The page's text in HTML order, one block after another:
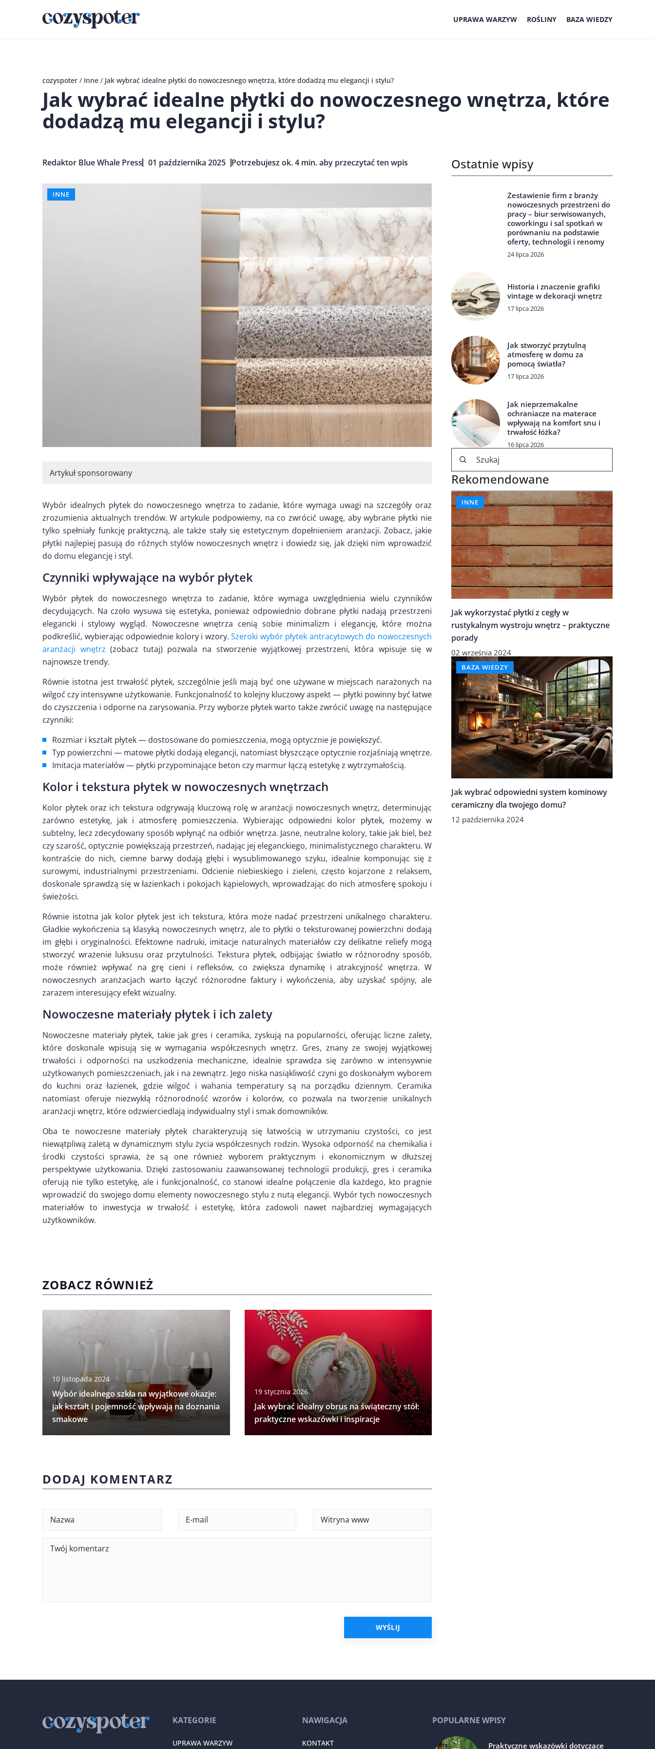
UPRAWA WARZYW ROŚLINY BAZA WIEDZY
cozyspoter / Inne / Jak wybrać idealne płytki do nowoczesnego wnętrza, które dodadzą mu elegancji i stylu?
Jak wybrać idealne płytki do nowoczesnego wnętrza, które
dodadzą mu elegancji i stylu?
Redaktor Blue Whale Press 01 października 2025 Potrzebujesz ok. 4 min. aby przeczytać ten wpis
INNE
Artykuł sponsorowany
Wybór idealnych płytek do nowoczesnego wnętrza to zadanie, które wymaga uwagi na szczegóły oraz
zrozumienia aktualnych trendów. W artykule podpowiemy, na co zwrócić uwagę, aby wybrane płytki nie
tylko spełniały funkcję praktyczną, ale także stały się estetycznym dopełnieniem aranżacji. Zobacz, jakie
płytki najlepiej pasują do różnych stylów nowoczesnych wnętrz i dowiedz się, jak dzięki nim wprowadzić
do domu elegancję i styl.
Czynniki wpływające na wybór płytek
Wybór płytek do nowoczesnego wnętrza to zadanie, które wymaga uwzględnienia wielu czynników
decydujących. Na czoło wysuwa się estetyka, ponieważ odpowiednio dobrane płytki nadają przestrzeni
elegancki i stylowy wygląd. Nowoczesne wnętrza cenią sobie minimalizm i elegancję, które można
podkreślić, wybierając odpowiednie kolory i wzory.Szeroki wybór płytek antracytowych do nowoczesnych
aranżacji wnętrz (zobacz tutaj) pozwala na stworzenie wyjątkowej przestrzeni, która wpisuje się w
najnowsze trendy.
Równie istotna jest trwałość płytek, szczególnie jeśli mają być one używane w miejscach narażonych na
wilgoć czy intensywne użytkowanie. Funkcjonalność to kolejny kluczowy aspekt — płytki powinny być łatwe
do czyszczenia i odporne na zarysowania. Przy wyborze płytek warto także zwrócić uwagę na następujące
czynniki:
Rozmiar i kształt płytek — dostosowane do pomieszczenia, mogą optycznie je powiększyć.
Typ powierzchni — matowe płytki dodają elegancji, natomiast błyszczące optycznie rozjaśniają wnętrze.
Imitacja materiałów — płytki przypominające beton czy marmur łączą estetykę z wytrzymałością.
Kolor i tekstura płytek w nowoczesnych wnętrzach
Kolor płytek oraz ich tekstura odgrywają kluczową rolę w aranżacji nowoczesnych wnętrz, determinując
zarówno estetykę, jak i atmosferę pomieszczenia. Wybierając odpowiedni kolor płytek, możemy w
subtelny, lecz zdecydowany sposób wpłynąć na odbiór wnętrza. Jasne, neutralne kolory, takie jak biel, beż
czy szarość, optycznie powiększają przestrzeń, nadając jej eleganckiego, minimalistycznego charakteru. W
kontraście do nich, ciemne barwy dodają głębi i wysublimowanego szyku, idealnie komponując się z
surowymi, industrialnymi przestrzeniami. Odcienie niebieskiego i zieleni, często kojarzone z relaksem,
doskonale sprawdzą się w łazienkach i pokojach kąpielowych, wprowadzając do nich atmosferę spokoju i
świeżości.
Równie istotna jak kolor płytek jest ich tekstura, która może nadać przestrzeni unikalnego charakteru.
Gładkie wykończenia są klasyką nowoczesnych wnętrz, ale to płytki o teksturowanej powierzchni dodają
im głębi i oryginalności. Efektowne nadruki, imitacje naturalnych materiałów czy delikatne reliefy mogą
stworzyć wrażenie luksusu oraz przytulności. Tekstura płytek, odbijając światło w różnorodny sposób,
może również wpływać na grę cieni i refleksów, co zwiększa dynamikę i atrakcyjność wnętrza. W
nowoczesnych aranżacjach warto łączyć różnorodne faktury i wykończenia, aby uzyskać spójny, ale
zarazem interesujący efekt wizualny.
Nowoczesne materiały płytek i ich zalety
Nowoczesne materiały płytek, takie jak gres i ceramika, zyskują na popularności, oferując liczne zalety,
które doskonale wpisują się w wymagania współczesnych wnętrz. Gres, znany ze swojej wyjątkowej
trwałości i odporności na uszkodzenia mechaniczne, idealnie sprawdza się zarówno w intensywnie
użytkowanych pomieszczeniach, jak i na zewnątrz. Jego niska nasiąkliwość czyni go doskonałym wyborem
do kuchni oraz łazienek, gdzie wilgoć i wahania temperatury są na porządku dziennym. Ceramika
natomiast oferuje niezwykłą różnorodność wzorów i kolorów, co pozwala na tworzenie unikalnych
aranżacji wnętrz, które odzwierciedlają indywidualny styl i smak domowników.
Oba te nowoczesne materiały płytek charakteryzują się łatwością w utrzymaniu czystości, co jest
niewątpliwą zaletą w dynamicznym stylu życia współczesnych rodzin. Wysoka odporność na chemikalia i
środki czystości sprawia, że są one również wyborem praktycznym i ekonomicznym w dłuższej
perspektywie użytkowania. Dzięki zastosowaniu zaawansowanej technologii produkcji, gres i ceramika
oferują nie tylko estetykę, ale i funkcjonalność, co stanowi idealne połączenie dla każdego, kto pragnie
wprowadzić do swojego domu elementy nowoczesnego stylu z nutą elegancji. Wybór tych nowoczesnych
materiałów to inwestycja w trwałość i estetykę, która zadowoli nawet najbardziej wymagających
użytkowników.
ZOBACZ RÓWNIEŻ
10 listopada 2024
Wybór idealnego szkła na wyjątkowe okazje:
jak kształt i pojemność wpływają na doznania
smakowe
19 stycznia 2026
Jak wybrać idealny obrus na świąteczny stół:
praktyczne wskazówki i inspiracje
Ostatnie wpisy
Zestawienie firm z branży
nowoczesnych przestrzeni do
pracy – biur serwisowanych,
coworkingu i sal spotkań w
porównaniu na podstawie
oferty, technologii i renomy
24 lipca 2026
Historia i znaczenie grafiki
vintage w dekoracji wnętrz
17 lipca 2026
Jak stworzyć przytulną
atmosferę w domu za
pomocą światła?
17 lipca 2026
Jak nieprzemakalne
ochraniacze na materace
wpływają na komfort snu i
trwałość łóżka?
16 lipca 2026
Rekomendowane
INNE
Jak wykorzystać płytki z cegły w
rustykalnym wystroju wnętrz – praktyczne
porady
02 września 2024
BAZA WIEDZY
Jak wybrać odpowiedni system kominowy
ceramiczny dla twojego domu?
12 października 2024
DODAJ KOMENTARZ
KATEGORIE
UPRAWA WARZYW
NAWIGACJA
KONTAKT
POPULARNE WPISY
Praktyczne wskazówki dotyczące